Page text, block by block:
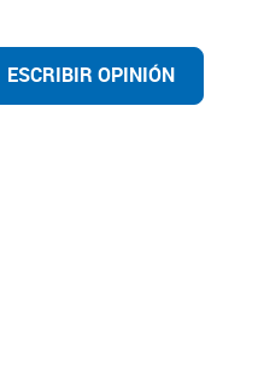
ESCRIBIR OPINIÓN